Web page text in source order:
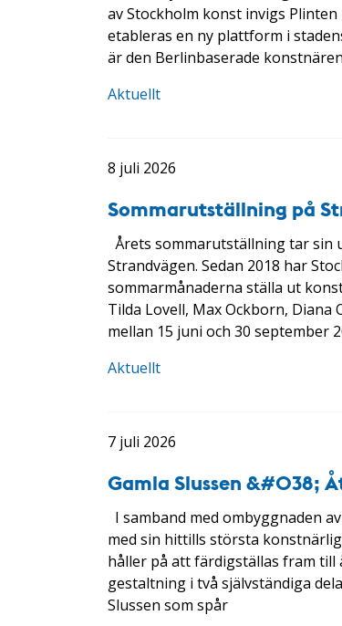
av Stockholm konst invigs
etableras en ny plattform i
är den Berlinbaserade
Aktuellt
8 juli 2026
Sommarutställning på
Årets sommarutställning tar sin
Strandvägen. Sedan 2018 har
sommarmånaderna ställa ut
Tilda Lovell, Max Ockborn,
mellan 15 juni och 30 september
Aktuellt
7 juli 2026
Gamla Slussen &#038;
I samband med ombyggnaden
med sin hittills största
håller på att färdigställas fram till
gestaltning i två självständiga
Slussen som spår